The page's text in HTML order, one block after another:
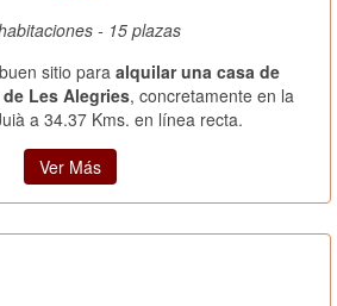
- 15 plazas
sitio para alquilar una casa de
Les Alegries, concretamente en la
a 34.37 Kms. en línea recta.
Ver Más